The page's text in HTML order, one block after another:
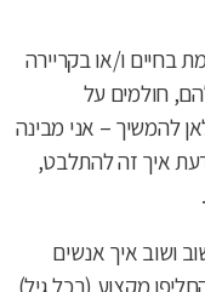
בחיים ו/או בקריירה
חולמים על
להמשיך – אני מבינה
איך זה להתלבט,
ושוב איך אנשים
מקצוע (בכל גיל)